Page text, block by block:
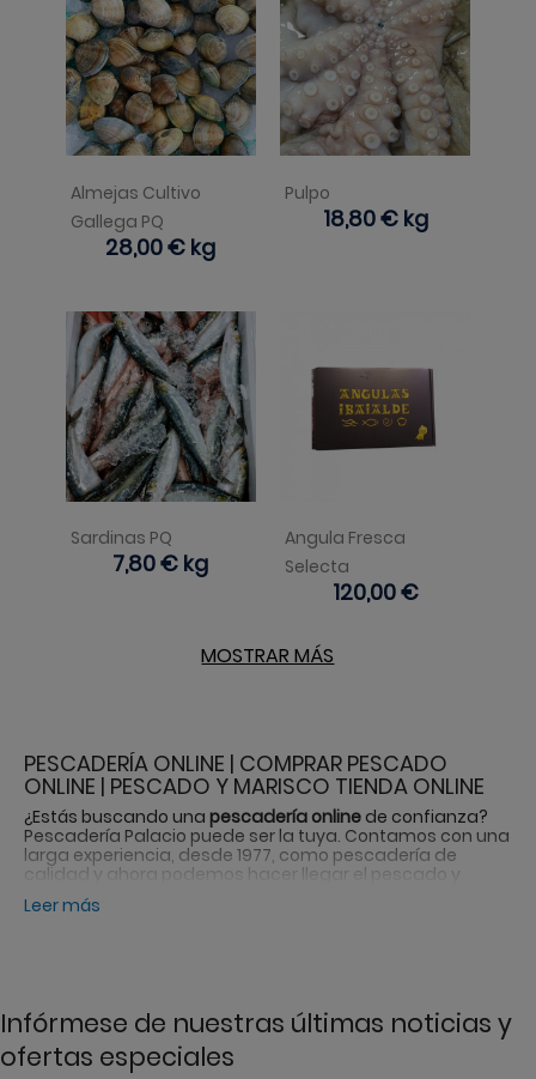
Almejas Cultivo
Gallega PQ
Precio
28,00 € kg
Pulpo
Precio
18,80 € kg
Sardinas PQ
Precio
7,80 € kg
Angula Fresca
Selecta
Precio
120,00 €
MOSTRAR MÁS
PESCADERÍA ONLINE | COMPRAR PESCADO
ONLINE | PESCADO Y MARISCO TIENDA ONLINE
¿Estás buscando una pescadería online de confianza?
Pescadería Palacio puede ser la tuya. Contamos con una
larga experiencia, desde 1977, como pescadería de
calidad y ahora podemos hacer llegar el pescado y
marisco que quieras a tu domicilio o donde quieras. Te
aseguramos un producto fresco y bueno.
congelados, latas y conservas y hasta ahumados.
Si están buscando pescado y marisco en tienda online
no dudes en pasarte por nuestro catálogo de productos.
Leer más
Infórmese de nuestras últimas noticias y
ofertas especiales